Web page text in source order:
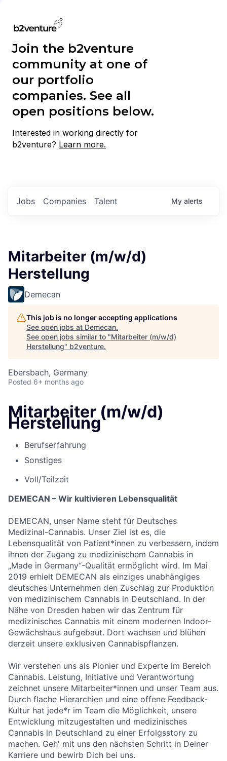
Join the b2venture
community at one of
our portfolio
companies. See all
open positions below.
Interested in working directly for
b2venture? Learn more.
Jobs Companies Talent My alerts
Mitarbeiter (m/w/d)
Herstellung
Demecan
This job is no longer accepting applications
See open jobs at Demecan.
See open jobs similar to "Mitarbeiter (m/w/d)
Herstellung" b2venture.
Ebersbach, Germany
Posted 6+ months ago
Mitarbeiter (m/w/d)
Herstellung
Berufserfahrung
Sonstiges
Voll/Teilzeit
DEMECAN – Wir kultivieren Lebensqualität
DEMECAN, unser Name steht für Deutsches
Medizinal-Cannabis. Unser Ziel ist es, die
Lebensqualität von Patient*innen zu verbessern, indem
ihnen der Zugang zu medizinischem Cannabis in
„Made in Germany“-Qualität ermöglicht wird. Im Mai
2019 erhielt DEMECAN als einziges unabhängiges
deutsches Unternehmen den Zuschlag zur Produktion
von medizinischem Cannabis in Deutschland. In der
Nähe von Dresden haben wir das Zentrum für
medizinisches Cannabis mit einem modernen Indoor-
Gewächshaus aufgebaut. Dort wachsen und blühen
derzeit unsere exklusiven Cannabispflanzen.
Wir verstehen uns als Pionier und Experte im Bereich
Cannabis. Leistung, Initiative und Verantwortung
zeichnet unsere Mitarbeiter*innen und unser Team aus.
Durch flache Hierarchien und eine offene Feedback-
Kultur hat jede*r im Team die Möglichkeit, unsere
Entwicklung mitzugestalten und medizinisches
Cannabis in Deutschland zu einer Erfolgsstory zu
machen. Geh' mit uns den nächsten Schritt in Deiner
Karriere und bewirb Dich bei uns.